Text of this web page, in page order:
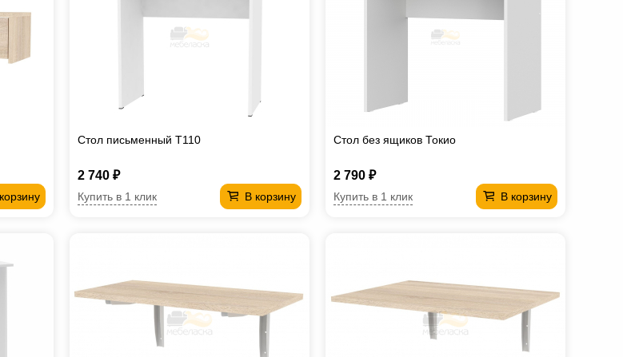
Стол письменный T110
2 740 ₽
В корзину
Купить в 1 клик
Стол без ящиков Токио
2 790 ₽
В корзину
Купить в 1 клик